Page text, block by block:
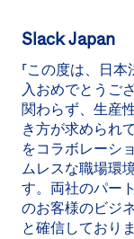
Slack Japan
「この度は、日
入おめでとうご
関わらず、生産
き方が求められ
をコラボレーシ
ムレスな職場環
す。両社のパー
のお客様のビジ
と確信しており